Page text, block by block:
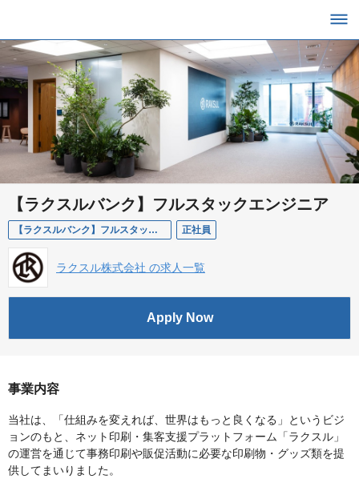
【ラクスルバンク】フルスタックエンジニア
【ラクスルバンク】フルスタックエンジニア 正社員
ラクスル株式会社 の求人一覧
Apply Now
事業内容
当社は、「仕組みを変えれば、世界はもっと良くなる」というビジ
ョンのもと、ネット印刷・集客支援プラットフォーム「ラクスル」
の運営を通じて事務印刷や販促活動に必要な印刷物・グッズ類を提
供してまいりました。